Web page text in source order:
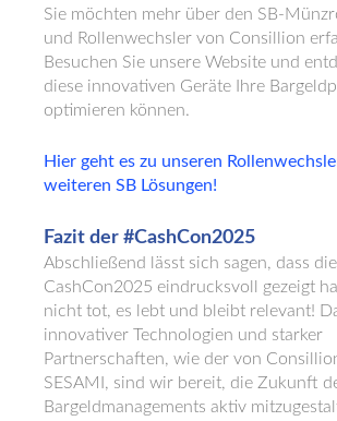
Sie möchten mehr über den SB-
und Rollenwechsler von Consillion
Besuchen Sie unsere Website und
diese innovativen Geräte Ihre
optimieren können.
Hier geht es zu unseren
weiteren SB Lösungen!
Fazit der #CashCon2025
Abschließend lässt sich sagen, dass die
CashCon2025 eindrucksvoll gezeigt
nicht tot, es lebt und bleibt relevant!
innovativer Technologien und starker
Partnerschaften, wie der von
SESAMI, sind wir bereit, die Zukunft
Bargeldmanagements aktiv